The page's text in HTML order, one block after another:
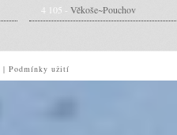
4 105 - Věkoše~Pouchov
| Podmínky užití